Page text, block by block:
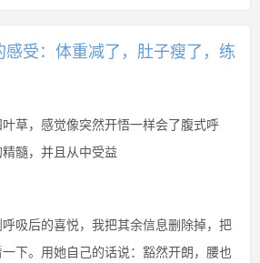
受：体重减了，肚子瘦了，练
草，感觉像突然开悟一样会了腹式呼
髓，并且从中受益
吸后的喜悦，我把其余信息删除掉，把
下。用她自己的话说：豁然开朗，腰也